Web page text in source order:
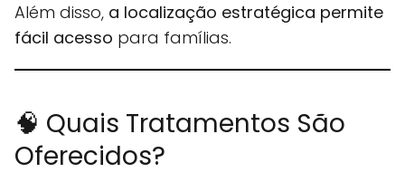
Além disso, a localização estratégica permite
fácil acesso para famílias.
🧠 Quais Tratamentos São
Oferecidos?